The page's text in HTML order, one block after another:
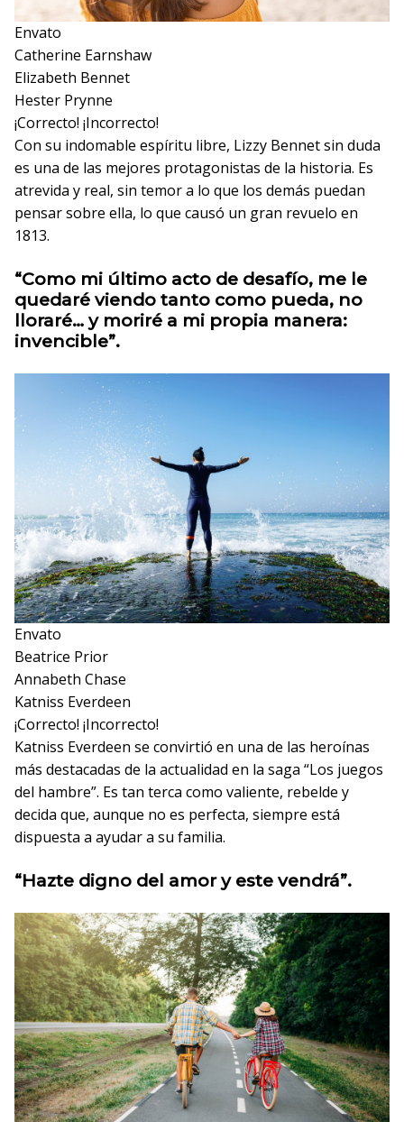
Envato
Catherine Earnshaw
Elizabeth Bennet
Hester Prynne
¡Correcto! ¡Incorrecto!
Con su indomable espíritu libre, Lizzy Bennet sin duda
es una de las mejores protagonistas de la historia. Es
atrevida y real, sin temor a lo que los demás puedan
pensar sobre ella, lo que causó un gran revuelo en
1813.
“Como mi último acto de desafío, me le
quedaré viendo tanto como pueda, no
lloraré… y moriré a mi propia manera:
invencible”.
Envato
Beatrice Prior
Annabeth Chase
Katniss Everdeen
¡Correcto! ¡Incorrecto!
Katniss Everdeen se convirtió en una de las heroínas
más destacadas de la actualidad en la saga “Los juegos
del hambre”. Es tan terca como valiente, rebelde y
decida que, aunque no es perfecta, siempre está
dispuesta a ayudar a su familia.
“Hazte digno del amor y este vendrá”.